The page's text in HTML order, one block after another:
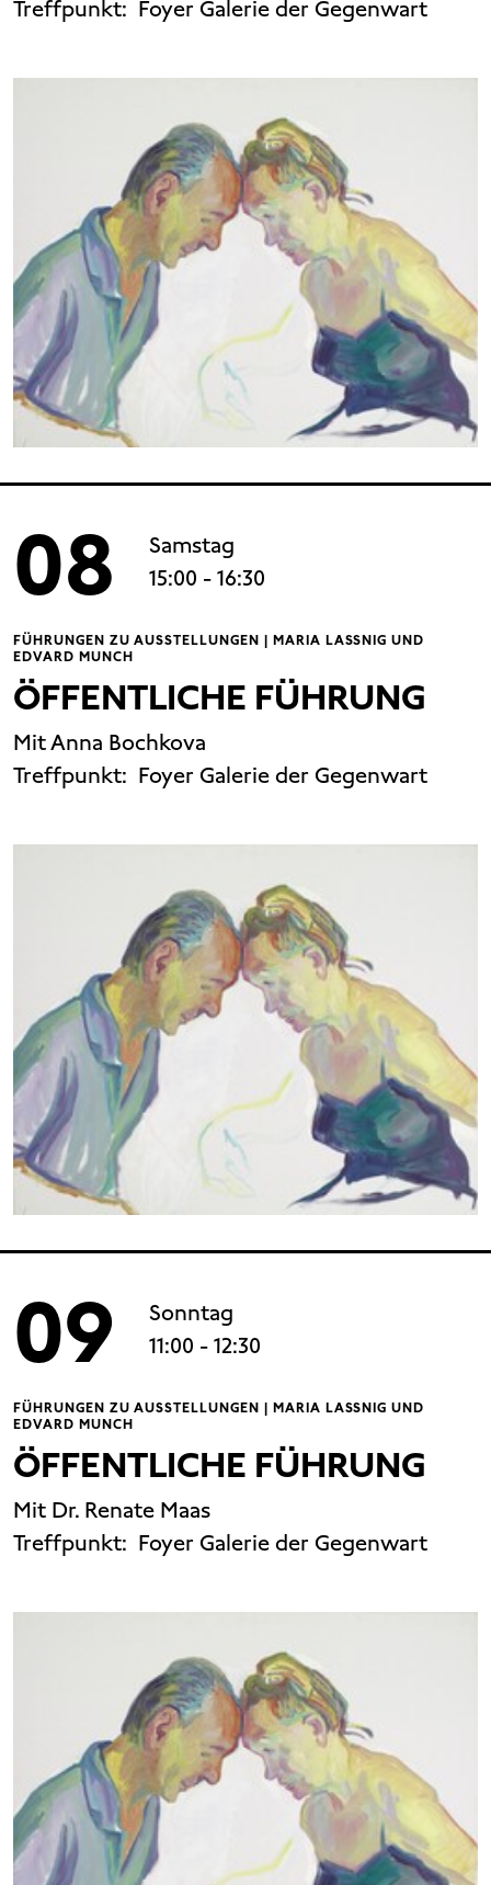
Treffpunkt: Foyer Galerie der Gegenwart
08
Samstag
15:00 - 16:30
FÜHRUNGEN ZU AUSSTELLUNGEN | MARIA LASSNIG UND
EDVARD MUNCH
ÖFFENTLICHE FÜHRUNG
Mit Anna Bochkova
Treffpunkt: Foyer Galerie der Gegenwart
09
Sonntag
11:00 - 12:30
FÜHRUNGEN ZU AUSSTELLUNGEN | MARIA LASSNIG UND
EDVARD MUNCH
ÖFFENTLICHE FÜHRUNG
Mit Dr. Renate Maas
Treffpunkt: Foyer Galerie der Gegenwart